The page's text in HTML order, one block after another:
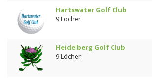
Hartswater Golf Club
9 Löcher
Heidelberg Golf Club
9 Löcher